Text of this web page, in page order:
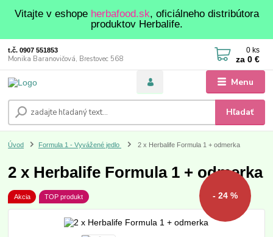
Vitajte v eshope herbafood.sk, oficiálneho distribútora
produktov Herbalife.
Menu
Hľadať
t.č. 0907 551853
Monika Baranovičová, Brestovec 568
0ks
za 0 €
Úvod Formula 1 - Vyvážené jedlo 2 x Herbalife Formula 1 + odmerka
2 x Herbalife Formula 1 + odmerka
Akcia TOP produkt - 24 %